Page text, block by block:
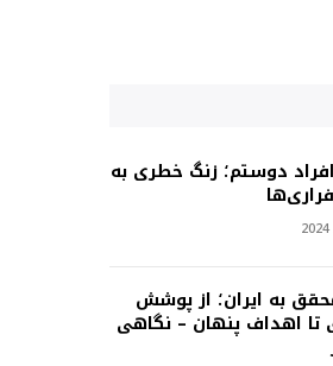
دوستم؛ زنگ خطری به
به ایران؛ از پوشش
اهداف پنهان – نگاهی